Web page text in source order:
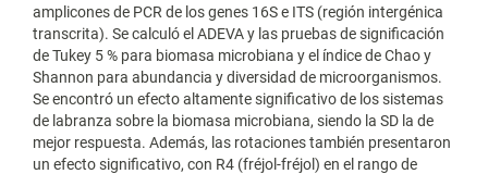
amplicones de PCR de los genes 16S e ITS (región intergénica
transcrita). Se calculó el ADEVA y las pruebas de significación
de Tukey 5 % para biomasa microbiana y el índice de Chao y
Shannon para abundancia y diversidad de microorganismos.
Se encontró un efecto altamente significativo de los sistemas
de labranza sobre la biomasa microbiana, siendo la SD la de
mejor respuesta. Además, las rotaciones también presentaron
un efecto significativo, con R4 (fréjol-fréjol) en el rango de